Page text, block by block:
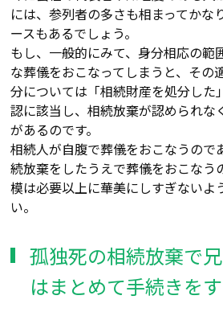
には、参列者の多さも相まってかな
ースもあるでしょう。
もし、一般的にみて、身分相応の範
な葬儀をおこなってしまうと、その
分については「相続財産を処分した
認に該当し、相続放棄が認められな
があるのです。
相続人が自腹で葬儀をおこなうので
続放棄をしたうえで葬儀をおこなう
模は必要以上に華美にしすぎないよ
い。
孤独死の相続放棄で
はまとめて手続きを